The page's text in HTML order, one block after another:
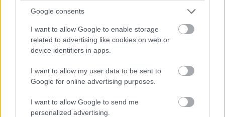
Google consents
I want to allow Google to enable storage
related to advertising like cookies on web or
device identifiers in apps.
I want to allow my user data to be sent to
Google for online advertising purposes.
I want to allow Google to send me
personalized advertising.
#a ravasz az agy és két füstölgő puskacső
#armageddon
#mint a kámfor
#amerikai história x
#zorro álarca
nagy lebowski